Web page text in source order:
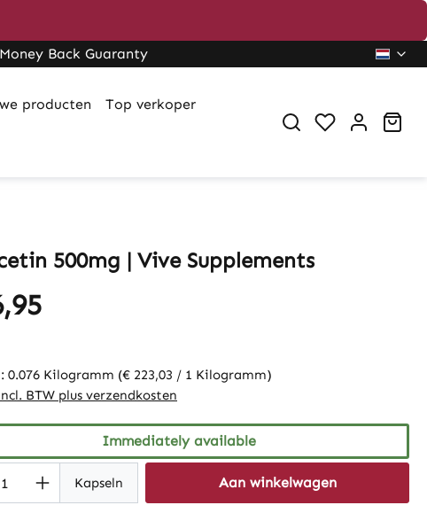
Money Back Guaranty
producten Top verkoper
500mg | Vive Supplements
0.076 Kilogramm (€ 223,03 / 1 Kilogramm)
BTW plus verzendkosten
Immediately available
Quantity: Enter the desired amount
Kapseln Aan winkelwagen